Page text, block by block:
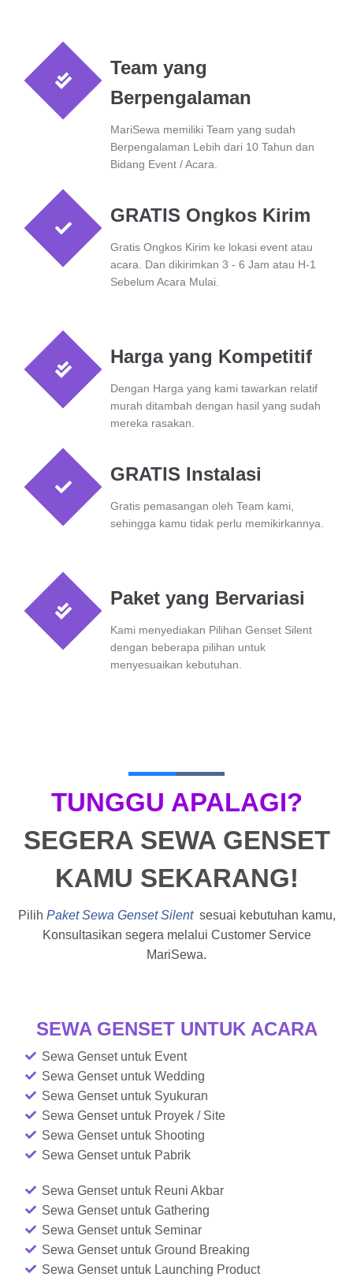
Team yang
Berpengalaman
MariSewa memiliki Team yang sudah
Berpengalaman Lebih dari 10 Tahun dan
Bidang Event / Acara.
GRATIS Ongkos Kirim
Gratis Ongkos Kirim ke lokasi event atau
acara. Dan dikirimkan 3 - 6 Jam atau H-1
Sebelum Acara Mulai.
Harga yang Kompetitif
Dengan Harga yang kami tawarkan relatif
murah ditambah dengan hasil yang sudah
mereka rasakan.
GRATIS Instalasi
Gratis pemasangan oleh Team kami,
sehingga kamu tidak perlu memikirkannya.
Paket yang Bervariasi
Kami menyediakan Pilihan Genset Silent
dengan beberapa pilihan untuk
menyesuaikan kebutuhan.
TUNGGU APALAGI?
SEGERA SEWA GENSET
KAMU SEKARANG!
Pilih Paket Sewa Genset Silent sesuai kebutuhan kamu,
Konsultasikan segera melalui Customer Service
MariSewa.
SEWA GENSET UNTUK ACARA
Sewa Genset untuk Event
Sewa Genset untuk Wedding
Sewa Genset untuk Syukuran
Sewa Genset untuk Proyek / Site
Sewa Genset untuk Shooting
Sewa Genset untuk Pabrik
Sewa Genset untuk Reuni Akbar
Sewa Genset untuk Gathering
Sewa Genset untuk Seminar
Sewa Genset untuk Ground Breaking
Sewa Genset untuk Launching Product